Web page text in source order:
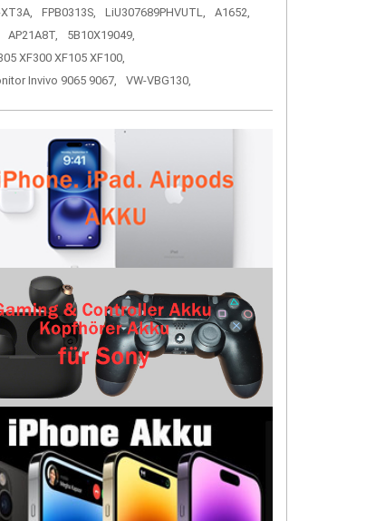
FPB0313S, LiU307689PHVUTL,
A1652,
AP21A8T,
5B10X19049,
XF300 XF105 XF100,
Invivo 9065 9067,
VW-VBG130,